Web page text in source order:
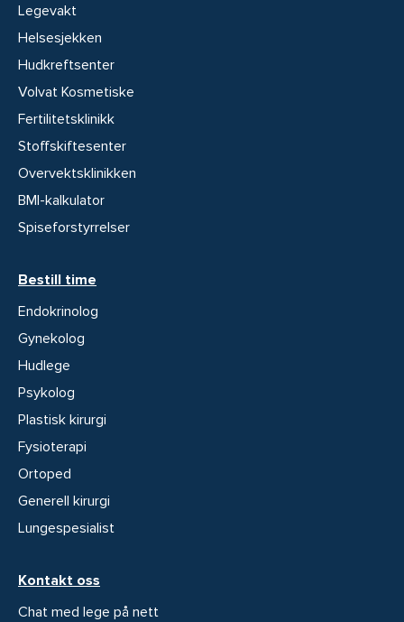
Legevakt
Helsesjekken
Hudkreftsenter
Volvat Kosmetiske
Fertilitetsklinikk
Stoffskiftesenter
Overvektsklinikken
BMI-kalkulator
Spiseforstyrrelser
Bestill time
Endokrinolog
Gynekolog
Hudlege
Psykolog
Plastisk kirurgi
Fysioterapi
Ortoped
Generell kirurgi
Lungespesialist
Kontakt oss
Chat med lege på nett